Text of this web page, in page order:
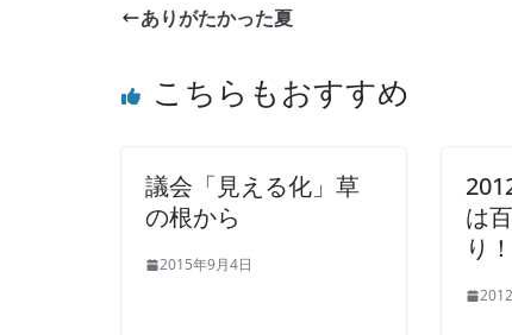
ありがたかった夏
こちらもおすすめ
議会「見える化」草
の根から
2015年9月4日
は
り！